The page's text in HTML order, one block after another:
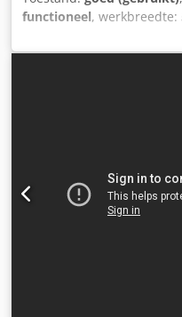
functioneel, werkbreedte:
2.250
Watergekoelde Led-uv
beschikt over een